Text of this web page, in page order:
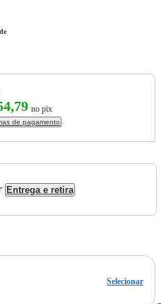
no pix
de pagamento
Entrega e retira
Selecionar